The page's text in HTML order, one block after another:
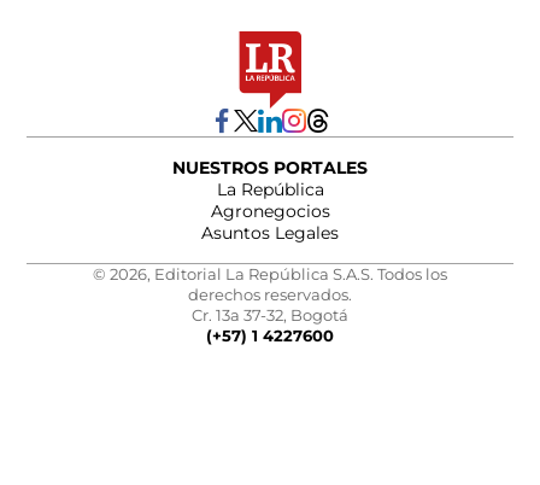
NUESTROS PORTALES
La República
Agronegocios
Asuntos Legales
© 2026, Editorial La República S.A.S. Todos los
derechos reservados.
Cr. 13a 37-32, Bogotá
(+57) 1 4227600